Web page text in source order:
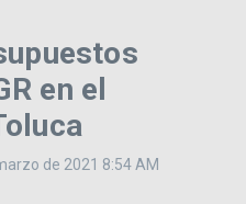
en el
de 2021 8:54 AM